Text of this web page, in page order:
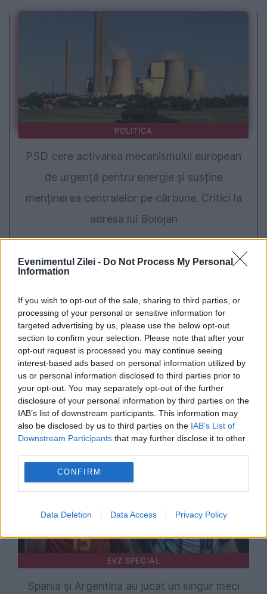
Evenimentul Zilei - Do Not Process My Personal
Information
If you wish to opt-out of the sale, sharing to third parties, or
processing of your personal or sensitive information for
targeted advertising by us, please use the below opt-out
section to confirm your selection. Please note that after your
opt-out request is processed you may continue seeing
interest-based ads based on personal information utilized by
us or personal information disclosed to third parties prior to
your opt-out. You may separately opt-out of the further
disclosure of your personal information by third parties on the
IAB’s list of downstream participants. This information may
also be disclosed by us to third parties on the IAB’s List of
Downstream Participants that may further disclose it to other
CONFIRM
Data Deletion Data Access Privacy Policy
POLITICA
PSD cere activarea mecanismului european
de urgență pentru energie și susține
menținerea centralelor pe cărbune. Critici la
adresa lui Bolojan
OPINII EVZ
Zeul profit dictează regulile: Mondialului
american. FIFA execută ... (Partea a II - a)
EVZ SPECIAL
Spania și Argentina au jucat un singur meci